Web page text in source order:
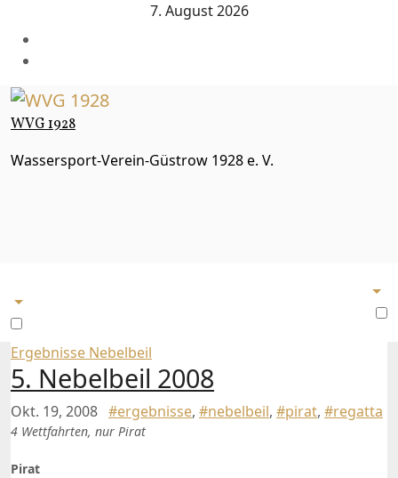
7. August 2026
WVG 1928
Wassersport-Verein-Güstrow 1928 e. V.
Ergebnisse Nebelbeil
5. Nebelbeil 2008
Okt. 19, 2008 #ergebnisse, #nebelbeil, #pirat, #regatta
4 Wettfahrten, nur Pirat
Pirat